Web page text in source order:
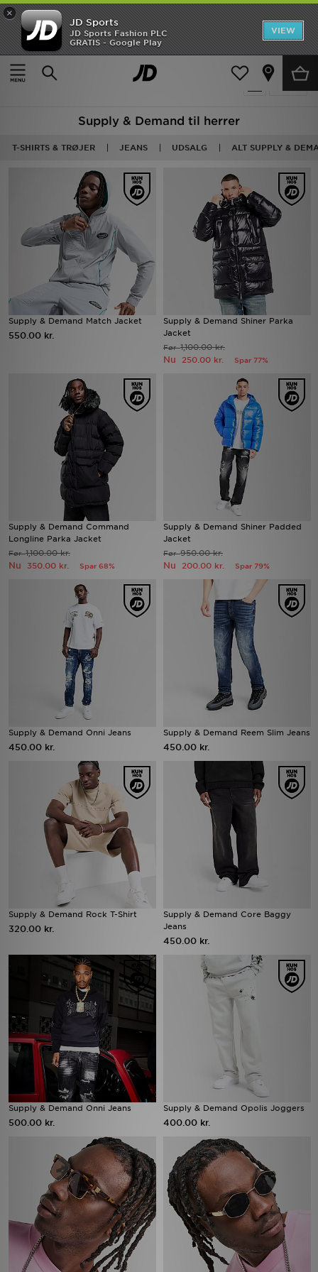
×
JD Sports
JD Sports Fashion PLC
GRATIS - Google Play
VIEW
Hjem
Herrer
154 Produkter fundet
Supply & Demand til herrer
T-SHIRTS & TRØJER JEANS UDSALG ALT SUPPLY &
Supply & Demand Match Jacket
550.00 kr.
Supply & Demand Shiner Parka
Jacket
Før1,100.00 kr.
Nu 250.00 kr. Spar 77%
Supply & Demand Command
Longline Parka Jacket
Før1,100.00 kr.
Nu 350.00 kr. Spar 68%
Supply & Demand Shiner Padded
Jacket
Før950.00 kr.
Nu 200.00 kr. Spar 79%
Supply & Demand Onni Jeans
450.00 kr.
Supply & Demand Reem Slim Jeans
450.00 kr.
Supply & Demand Rock T-Shirt
320.00 kr.
Supply & Demand Core Baggy
Jeans
450.00 kr.
Supply & Demand Onni Jeans
500.00 kr.
Supply & Demand Opolis Joggers
400.00 kr.
Hjem
Udsalg
Damer
Bestsellers
Fodbold
Sport
Mine beskeder
Hjælp & information